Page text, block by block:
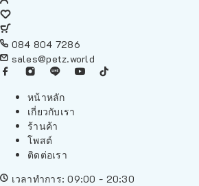
084 804 7286
sales@petz.world
หน้าหลัก
เกี่ยวกับเรา
ร้านค้า
โพสต์
ติดต่อเรา
เวลาทำการ: 09:00 - 20:30